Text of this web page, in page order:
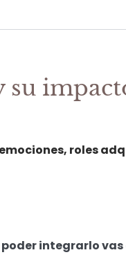
su
emociones, roles
integrarlo